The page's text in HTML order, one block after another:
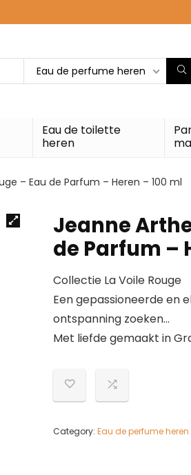
Eau de perfume heren
Eau de toilette
heren
– Eau de Parfum – Heren – 100 ml
Jeanne
de Parfum –
Collectie La Voile Rouge
Een gepassioneerde en
ontspanning zoeken…
Met liefde gemaakt in
Category: Eau de perfume heren